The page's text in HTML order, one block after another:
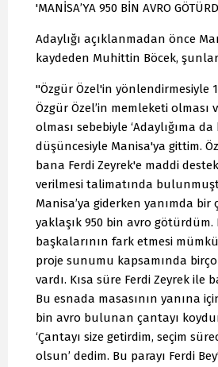
'MANİSA’YA 950 BİN AVRO
Adaylığı açıklanmadan önce
kaydeden Muhittin Böcek,
"Özgür Özel'in yönlendirmesiyle
Özgür Özel’in memleketi olması
olması sebebiyle ‘Adaylığıma da
düşüncesiyle Manisa'ya gittim.
bana Ferdi Zeyrek'e maddi
verilmesi talimatında
Manisa’ya giderken yanımda bir
yaklaşık 950 bin avro götürdüm.
başkalarının fark etmesi
proje sunumu kapsamında
vardı. Kısa süre Ferdi Zeyrek ile
Bu esnada masasının yanına
bin avro bulunan çantayı
‘Çantayı size getirdim, seçim
olsun’ dedim. Bu parayı Ferdi